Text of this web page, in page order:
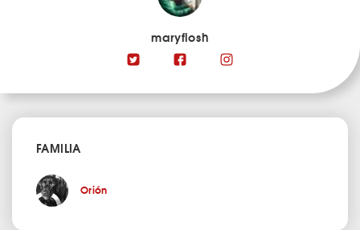
maryflosh
FAMILIA
Orión